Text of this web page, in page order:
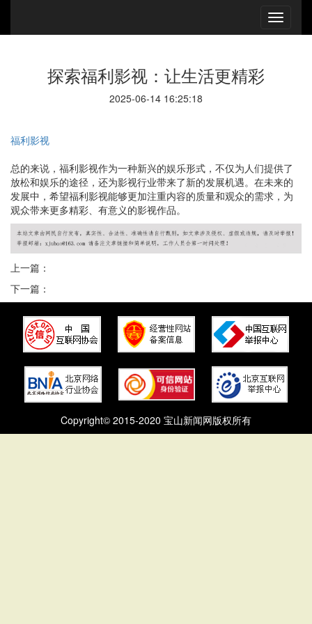
探索福利影视：让生活更精彩
2025-06-14 16:25:18
福利影视
总的来说，福利影视作为一种新兴的娱乐形式，不仅为人们提供了
放松和娱乐的途径，还为影视行业带来了新的发展机遇。在未来的
发展中，希望福利影视能够更加注重内容的质量和观众的需求，为
观众带来更多精彩、有意义的影视作品。
上一篇：
下一篇：
Copyright© 2015-2020 宝山新闻网版权所有